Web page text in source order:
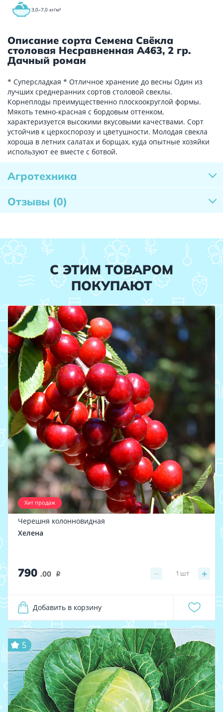
3,0–7,0 кг/м²
Описание сорта Семена Свёкла
столовая Несравненная А463, 2 гр.
Дачный роман
* Суперсладкая * Отличное хранение до весны Один из
лучших среднеранних сортов столовой свеклы.
Корнеплоды преимущественно плоскоокруглой формы.
Мякоть темно-красная с бордовым оттенком,
характеризуется высокими вкусовыми качествами. Сорт
устойчив к церкоспорозу и цветушности. Молодая свекла
хороша в летних салатах и борщах, куда опытные хозяйки
используют ее вместе с ботвой.
Агротехника
Отзывы (0)
С ЭТИМ ТОВАРОМ
ПОКУПАЮТ
Хит продаж
Черешня колонновидная
Хелена
790 .00 i − +
1 шт
Добавить в корзину
5